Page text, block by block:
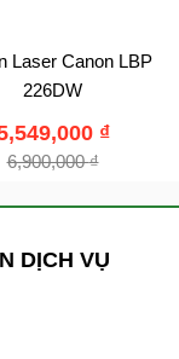
Laser Canon LBP
226DW
6,900,000₫
₫
DỊCH VỤ